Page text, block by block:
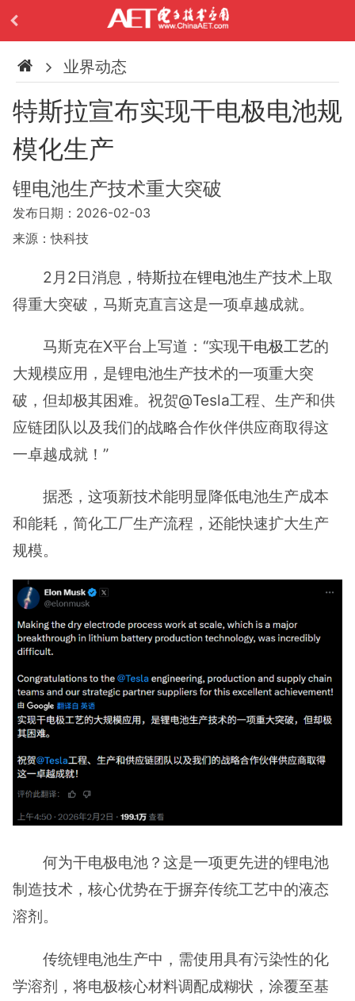
业界动态
特斯拉宣布实现干电极电池规
模化生产
锂电池生产技术重大突破
发布日期：2026-02-03
来源：快科技
2月2日消息，特斯拉在锂电池生产技术上取
得重大突破，马斯克直言这是一项卓越成就。
马斯克在X平台上写道：“实现干电极工艺的
大规模应用，是锂电池生产技术的一项重大突
破，但却极其困难。祝贺@Tesla工程、生产和供
应链团队以及我们的战略合作伙伴供应商取得这
一卓越成就！”
据悉，这项新技术能明显降低电池生产成本
和能耗，简化工厂生产流程，还能快速扩大生产
规模。
何为干电极电池？这是一项更先进的锂电池
制造技术，核心优势在于摒弃传统工艺中的液态
溶剂。
传统锂电池生产中，需使用具有污染性的化
学溶剂，将电极核心材料调配成糊状，涂覆至基